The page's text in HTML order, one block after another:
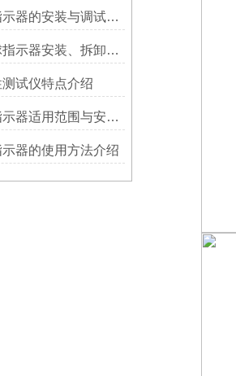
数显式通球指示器的安装与调试技巧
非插入式通球指示器安装、拆卸灵活方便
试仪特点介绍
磁感应通球指示器适用范围与安装方法
器的使用方法介绍